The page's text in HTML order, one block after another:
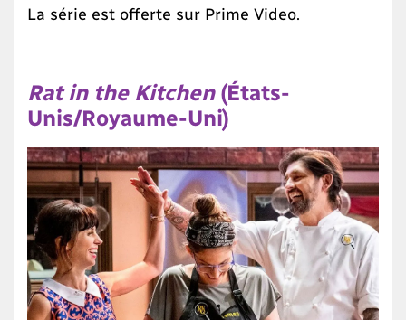
La série est offerte sur Prime Video.
Rat in the Kitchen(États-
Unis/Royaume-Uni)